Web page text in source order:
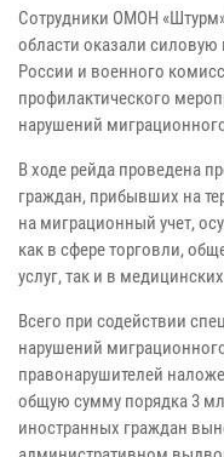
Сотрудники ОМОН
области оказали
России и военного
профилактического
нарушений
В ходе рейда проведена
граждан, прибывших на
на миграционный учет,
как в сфере торговли,
услуг, так и в
Всего при содействии
нарушений
правонарушителей
общую сумму порядка 3
иностранных граждан